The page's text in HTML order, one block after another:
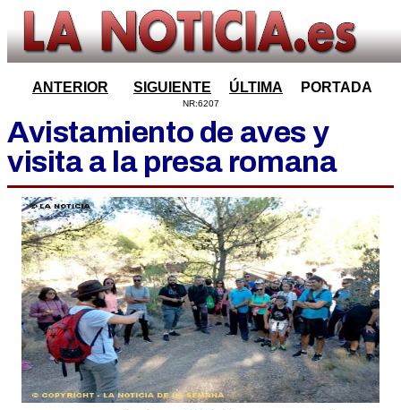
ANTERIOR SIGUIENTE ÚLTIMA PORTADA
NR:6207
Avistamiento de aves y
visita a la presa romana